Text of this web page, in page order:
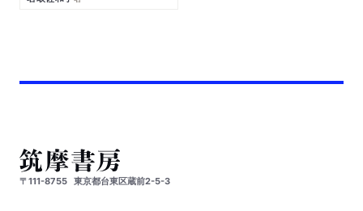
〒111-8755 東京都台東区蔵前2-5-3